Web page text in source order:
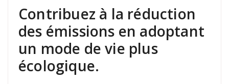
Contribuez à la réduction
des émissions en adoptant
un mode de vie plus
écologique.